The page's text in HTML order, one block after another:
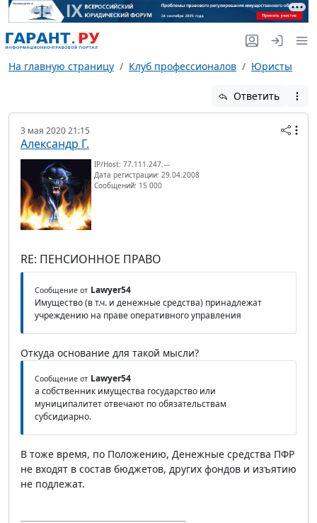
На главную страницу Клуб профессионалов Юристы
Ответить
3 мая 2020 21:15
Александр Г.
IP/Host: 77.111.247.---
Дата регистрации: 29.04.2008
Сообщений: 15 000
RE: ПЕНСИОННОЕ ПРАВО
Сообщение от Lawyer54
Имущество (в т.ч. и денежные средства) принадлежат
учреждению на праве оперативного управления
Откуда основание для такой мысли?
Сообщение от Lawyer54
а собственник имущества государство или
муниципалитет отвечают по обязательствам
субсидиарно.
В тоже время, по Положению, Денежные средства ПФР
не входят в состав бюджетов, других фондов и изъятию
не подлежат.